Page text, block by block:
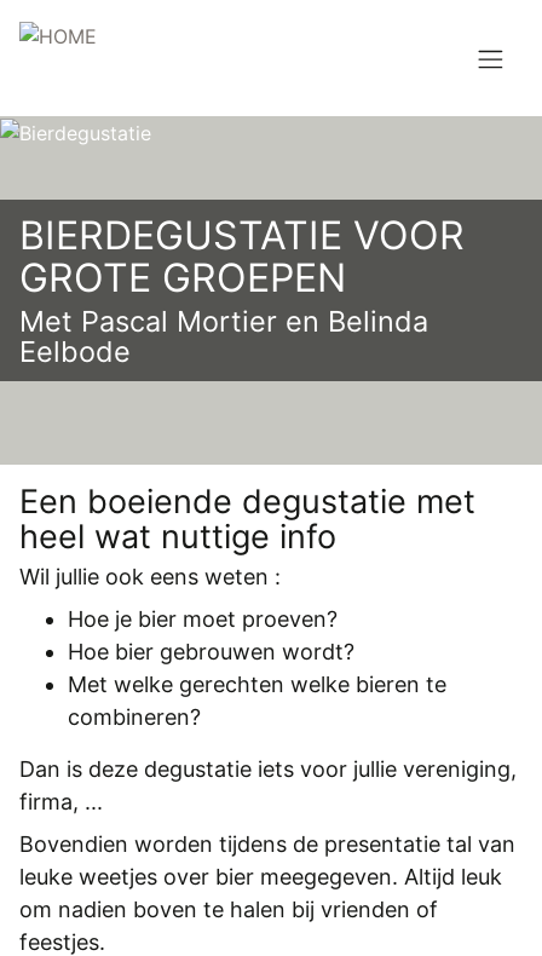
en
inhoud
Topmenu
INLOGGEN
REGISTREREN
MELDPUNT
PERS/PUBLICATIES
Hoofdnavigatie
BROUWEN
BLOG
AANBOD
AGENDA
BIERDEGUSTATIE VOOR
GROTE GROEPEN
Met Pascal Mortier en Belinda
Eelbode
Een boeiende degustatie met
heel wat nuttige info
Wil jullie ook eens weten :
Hoe je bier moet proeven?
Hoe bier gebrouwen wordt?
Met welke gerechten welke bieren te
combineren?
Dan is deze degustatie iets voor jullie vereniging,
firma, ...
Bovendien worden tijdens de presentatie tal van
leuke weetjes over bier meegegeven. Altijd leuk
om nadien boven te halen bij vrienden of
feestjes.